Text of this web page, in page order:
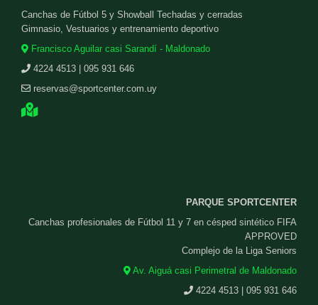
Canchas de Fútbol 5 y Showball Techadas y cerradas
Gimnasio, Vestuarios y entrenamiento deportivo
Francisco Aguilar casi Sarandí - Maldonado
4224 4513 | 095 931 646
reservas@sportcenter.com.uy
PARQUE SPORTCENTER
Canchas profesionales de Fútbol 11 y 7 en césped sintético FIFA
APPROVED
Complejo de la Liga Seniors
Av. Aiguá casi Perimetral de Maldonado
4224 4513 | 095 931 646